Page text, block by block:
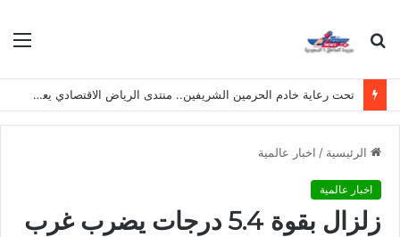
بحث
تحت رعاية خادم الحرمين الشريفين.. منتدى الرياض الاقتصادي يعقد دورته الـ(12) أكتوبر القادم
الرئيسية / اخبار عالمية
اخبار عالمية
زلزال بقوة 5.4 درجات يضرب غرب